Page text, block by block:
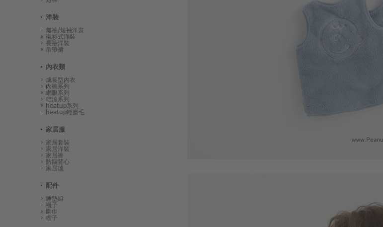
洋裝
無袖/短袖洋裝
襯衫式洋裝
長袖洋裝
吊帶裙
內衣類
成長型內衣
內褲系列
網眼系列
輕涼系列
heatup系列
heatup輕磨毛
家居服
家居套裝
家居洋裝
家居褲
防踢背心
家居毯
配件
睡墊組
襪子
圍巾
帽子